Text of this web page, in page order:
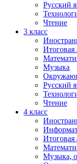
Русский
Чтение
3 класс
Музыка
Русский
Чтение
4 класс
Итоговая
Музыка,